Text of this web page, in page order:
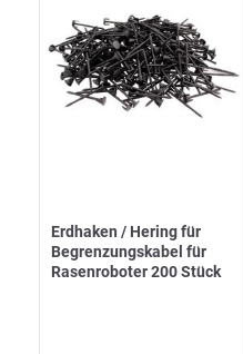
Erdhaken / Hering für
Begrenzungskabel für
Rasenroboter 200 Stück